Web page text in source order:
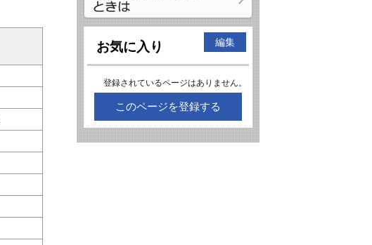
お気に入り 編集
登録されているページはありません。
このページを登録する